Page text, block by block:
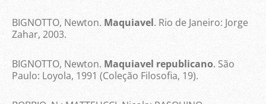
BIGNOTTO, Newton. Maquiavel. Rio de Janeiro: Jorge
Zahar, 2003.
BIGNOTTO, Newton. Maquiavel republicano. São
Paulo: Loyola, 1991 (Coleção Filosofia, 19).